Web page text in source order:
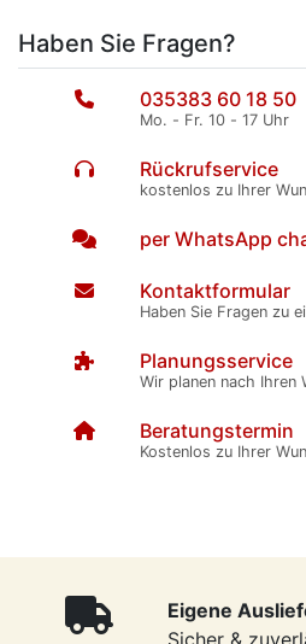
Haben Sie Fragen?
035383 60 18 50
Mo. - Fr. 10 - 17 Uhr
Rückrufservice
kostenlos zu Ihrer
per WhatsApp
Kontaktformular
Haben Sie Fragen zu
Planungsservice
Wir planen nach Ihren
Beratungstermin
Kostenlos zu Ihrer
Eigene